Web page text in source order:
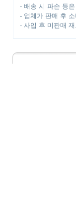
- 배송 시 파손 등
- 업체가 판매 후
- 사입 후 미판매